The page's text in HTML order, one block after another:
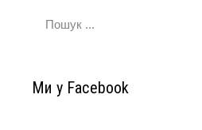
Ми у Facebook